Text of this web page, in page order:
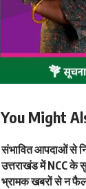
You Might
संभावित आपदाओं से
उत्तराखंड में NCC
भ्रामक खबरों से न